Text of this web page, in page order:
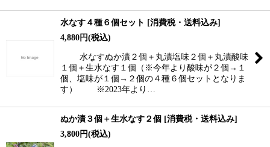
水なす４種６個セット [消費税・送料込み]
4,880円(税込)
水なすぬか漬２個＋丸漬塩味２個＋丸漬酸味
１個＋生水なす１個（※今年より酸味が２個→１
個、塩味が１個→２個の４種６個セットとなりま
す） ※2023年より…
ぬか漬３個＋生水なす２個 [消費税・送料込み]
3,800円(税込)